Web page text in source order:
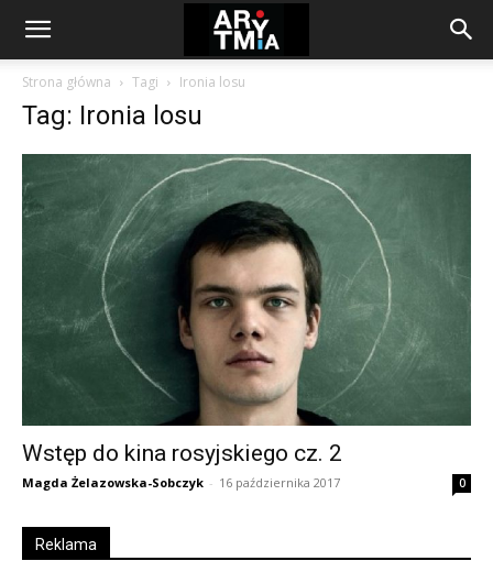
arytmia.eu
Strona główna Tagi Ironia losu
Tag: Ironia losu
Wstęp do kina rosyjskiego cz. 2
Magda Żelazowska-Sobczyk - 16 października 2017 0
Reklama